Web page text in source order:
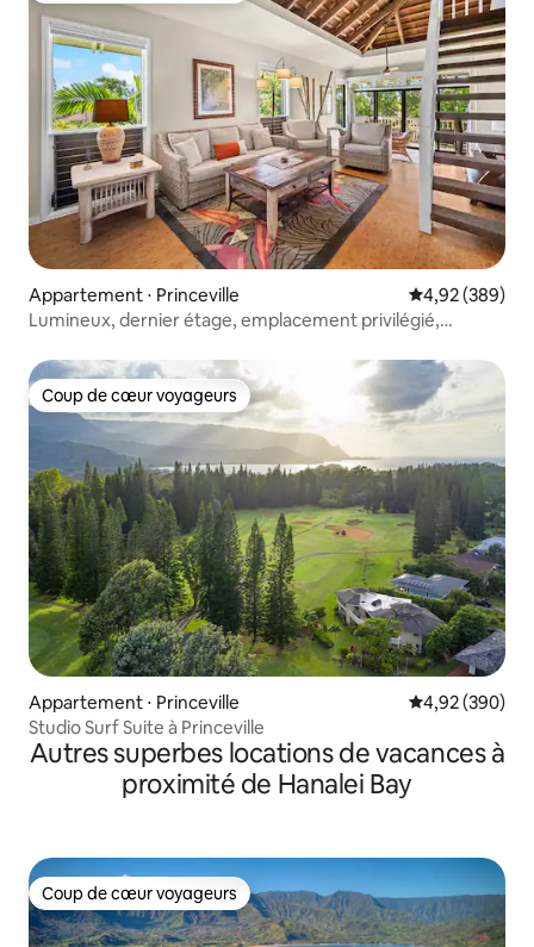
Appartement ⋅ Princeville Évaluation
4,92 (389)
Lumineux, dernier étage, emplacement privilégié,
Coup de cœur voyageurs
Coup de cœur voyageurs
Appartement ⋅ Princeville Évaluation
4,92 (390)
Studio Surf Suite à Princeville
Autres superbes locations de vacances à
proximité de Hanalei Bay
Coup de cœur voyageurs
Coup de cœur voyageurs